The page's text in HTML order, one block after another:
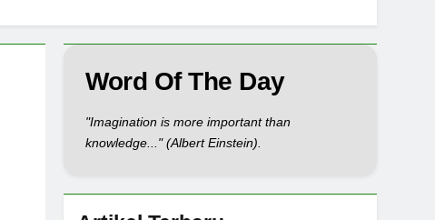
Word Of The Day
"Imagination is more important than
knowledge..." (Albert Einstein).